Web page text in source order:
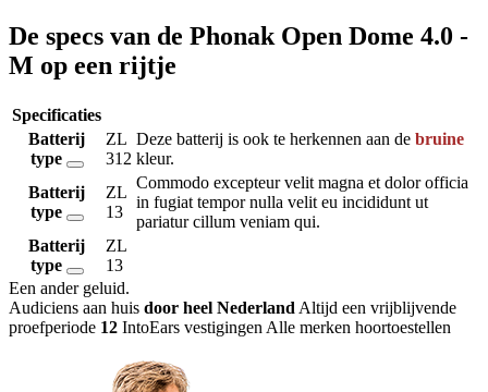
De specs van de Phonak Open Dome 4.0 -
M op een rijtje
Specificaties
Batterij
type
ZL
312
Deze batterij is ook te herkennen aan de bruine
kleur.
Batterij
type
ZL
13
Commodo excepteur velit magna et dolor officia
in fugiat tempor nulla velit eu incididunt ut
pariatur cillum veniam qui.
Batterij
type
ZL
13
Een ander geluid.
Audiciens aan huis door heel Nederland Altijd een vrijblijvende
proefperiode 12 IntoEars vestigingen Alle merken hoortoestellen